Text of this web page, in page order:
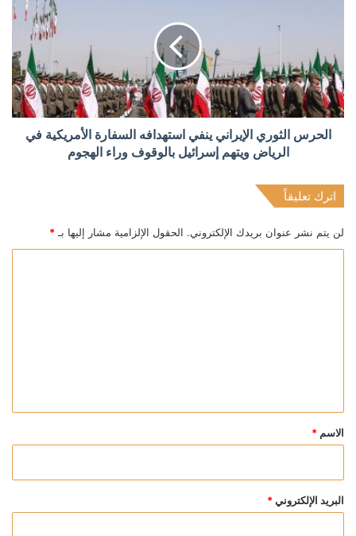
الحرس الثوري الإيراني ينفي استهدافه السفارة الأمريكية في
الرياض ويتهم إسرائيل بالوقوف وراء الهجوم
اترك تعليقاً
لن يتم نشر عنوان بريدك الإلكتروني. الحقول الإلزامية مشار إليها بـ *
*
الاسم *
البريد الإلكتروني *